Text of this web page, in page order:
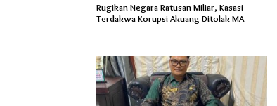
Rugikan Negara Ratusan Miliar, Kasasi
Terdakwa Korupsi Akuang Ditolak MA